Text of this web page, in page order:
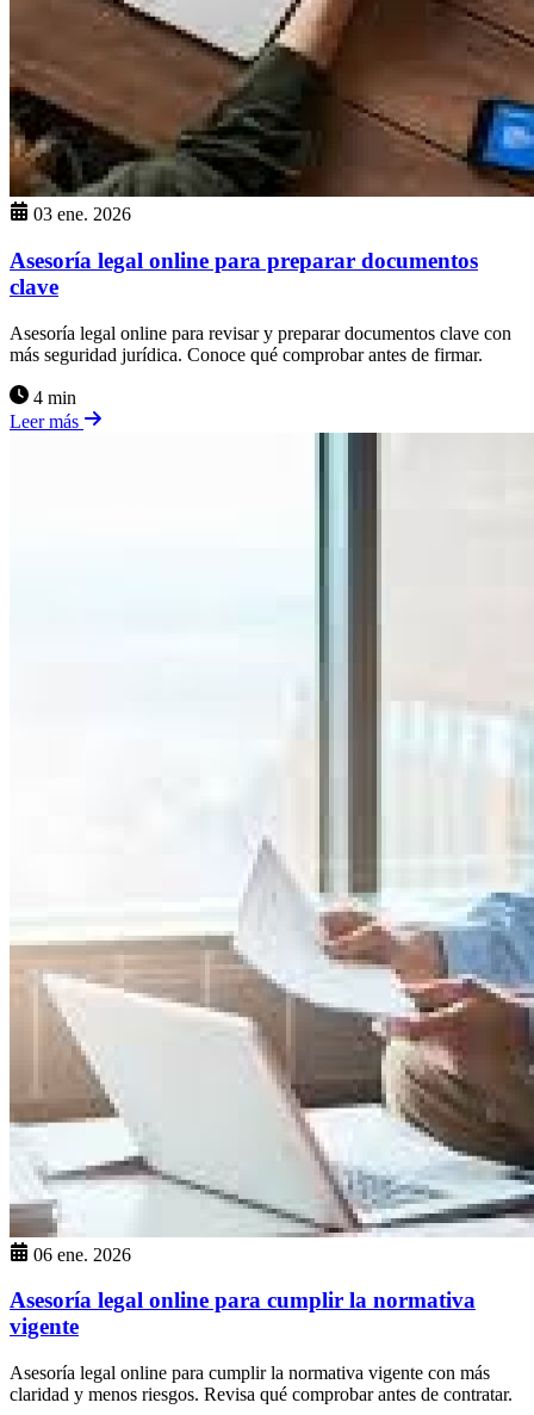
03 ene. 2026
Asesoría legal online para preparar documentos
clave
Asesoría legal online para revisar y preparar documentos clave con
más seguridad jurídica. Conoce qué comprobar antes de firmar.
4 min
Leer más
06 ene. 2026
Asesoría legal online para cumplir la normativa
vigente
Asesoría legal online para cumplir la normativa vigente con más
claridad y menos riesgos. Revisa qué comprobar antes de contratar.